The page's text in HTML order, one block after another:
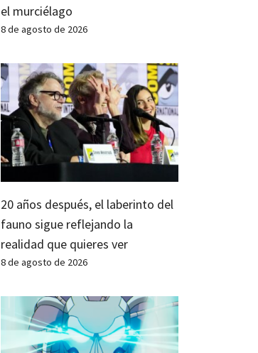
el murciélago
8 de agosto de 2026
20 años después, el laberinto del
fauno sigue reflejando la
realidad que quieres ver
8 de agosto de 2026